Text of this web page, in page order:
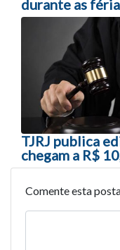
durante as
TJRJ publica
chegam a R$
Comente esta